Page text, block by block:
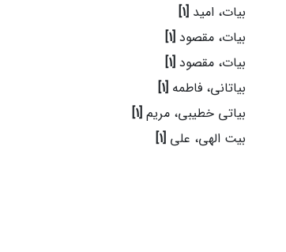
بیات، امید [1]
بیات، مقصود [1]
بیات، مقصود [1]
بیاتانی، فاطمه [1]
بیاتی خطیبی، مریم [1]
بیت الهی، علی [1]